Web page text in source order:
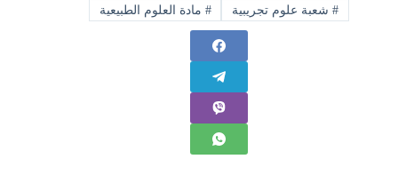
#شعبة علوم تجريبية # مادة العلوم الطبيعية